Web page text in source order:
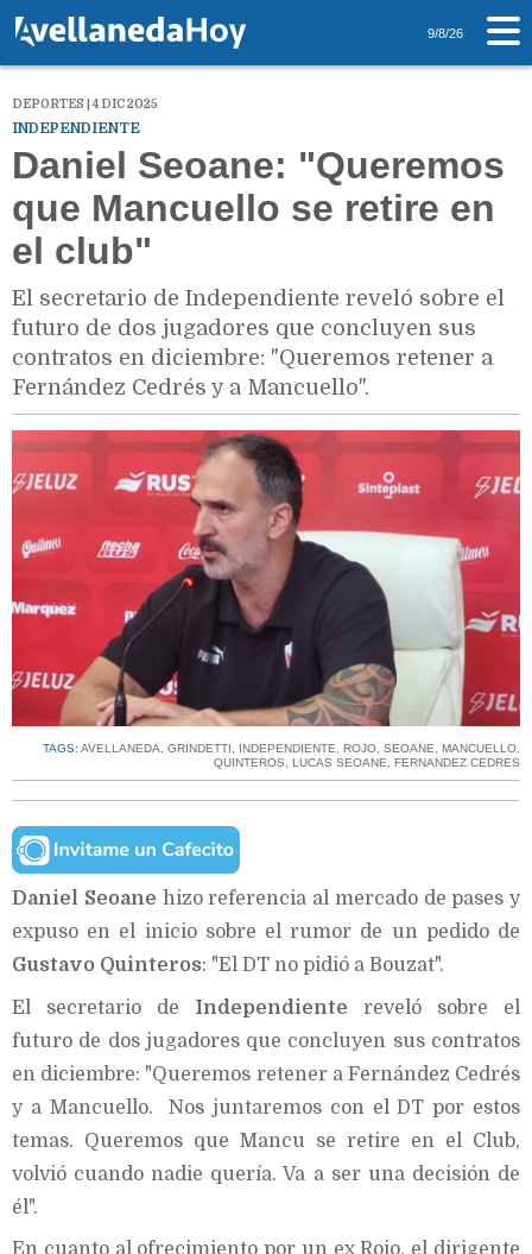
9/8/26
DEPORTES | 4 DIC 2025
INDEPENDIENTE
Daniel Seoane: "Queremos
que Mancuello se retire en
el club"
El secretario de Independiente reveló sobre el
futuro de dos jugadores que concluyen sus
contratos en diciembre: "Queremos retener a
Fernández Cedrés y a Mancuello".
TAGS: AVELLANEDA, GRINDETTI , INDEPENDIENTE, ROJO, SEOANE, MANCUELLO,
QUINTEROS, LUCAS SEOANE, FERNANDEZ CEDRES
Daniel Seoane hizo referencia al mercado de pases y
expuso en el inicio sobre el rumor de un pedido de
Gustavo Quinteros: "El DT no pidió a Bouzat".
El secretario de Independiente reveló sobre el
futuro de dos jugadores que concluyen sus contratos
en diciembre: "Queremos retener a Fernández Cedrés
y a Mancuello. Nos juntaremos con el DT por estos
temas. Queremos que Mancu se retire en el Club,
volvió cuando nadie quería. Va a ser una decisión de
él".
En cuanto al ofrecimiento por un ex Rojo, el dirigente